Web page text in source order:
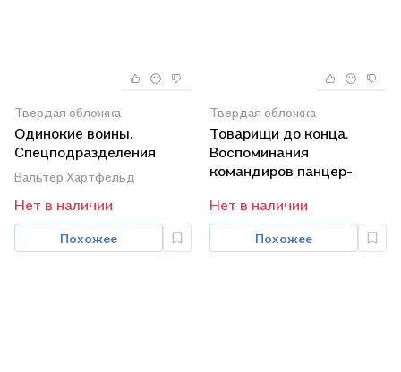
Твердая обложка
Одинокие воины.
Спецподразделения
вермахта против
партизан. 1942 - 1943
Вальтер Хартфельд
Нет в наличии
Похожее
Твердая обложка
Товарищи до конца.
Воспоминания
командиров панцер-
"Дер Фюрер" 1938-1945
Нет в наличии
Похожее